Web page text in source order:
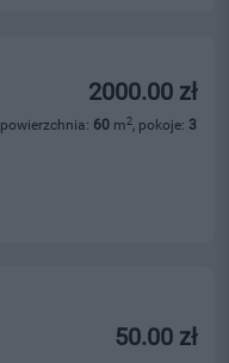
2000.00 zł
powierzchnia: 60 m2, pokoje: 3
50.00 zł